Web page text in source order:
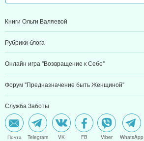
Книги Ольги Валяевой
Рубрики блога
Онлайн игра "Возвращение к Себе"
Форум "Предназначение быть Женщиной"
Служба Заботы
Почта Telegram VK FB Viber WhatsApp